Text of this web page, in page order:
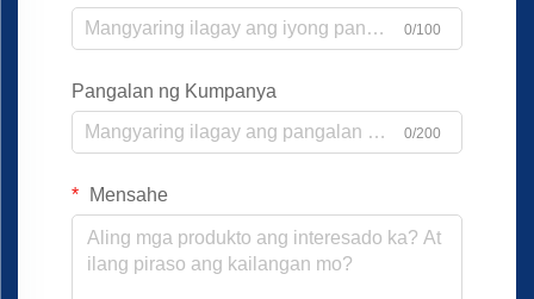
0/100
Pangalan ng Kumpanya
0/200
Mensahe